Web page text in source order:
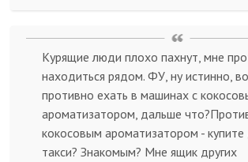
Курящие люди плохо пахнут, мне
находиться рядом. ФУ, ну истинно,
противно ехать в машинах с
ароматизатором, дальше
кокосовым ароматизатором - купите
такси? Знакомым? Мне ящик других